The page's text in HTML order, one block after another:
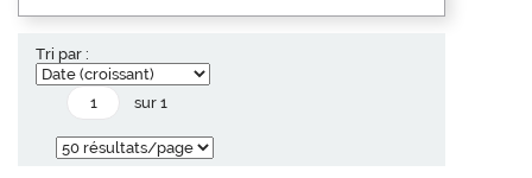
Tri par :
sur 1